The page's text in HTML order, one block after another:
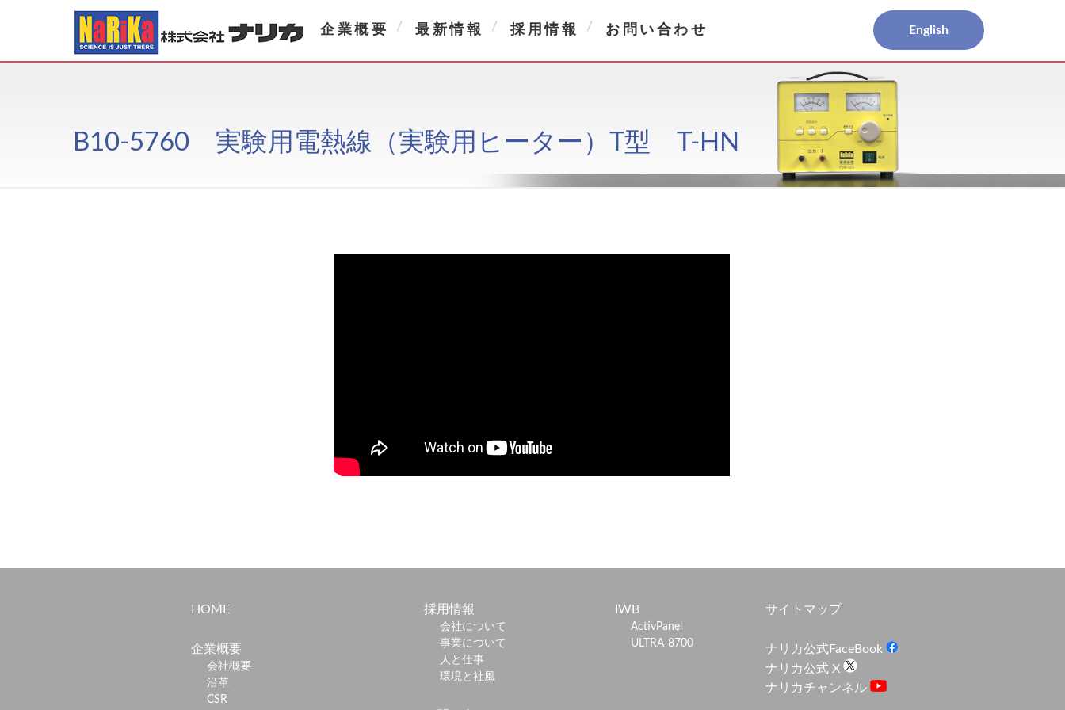
企業概要 最新情報 採用情報 お問い合わせ English
B10-5760 実験用電熱線（実験用ヒーター）T型 T-HN
HOME
企業概要
会社概要
沿革
CSR
採用情報
会社について
事業について
人と仕事
環境と社風
IWB
ActivPanel
ULTRA-8700
サイトマップ
ナリカ公式FaceBook
ナリカ公式 X
ナリカチャンネル